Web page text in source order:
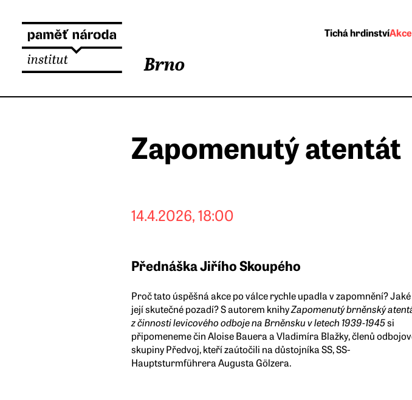
Tichá hrdinstvíAkce
Brno
Zapomenutý atentát
14.4.2026, 18:00
Přednáška Jiřího Skoupého
Proč tato úspěšná akce po válce rychle upadla v zapomnění?
její skutečné pozadí?S autorem knihyZapomenutý brněnský
z činnosti levicového odboje na Brněnsku v letech 1939‑1945si
připomeneme čin Aloise Bauera a Vladimíra Blažky, členů
skupiny Předvoj, kteří zaútočili na důstojníka SS, SS-
Hauptsturmführera Augusta Gölzera.